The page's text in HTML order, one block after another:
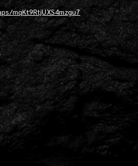
mqKt9RtjUXS4mzgu7